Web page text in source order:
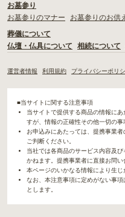
お墓参り
お墓参りのマナー
お墓参りのお供え
葬儀について
仏壇・仏具について
相続について
運営者情報 利用規約 プライバシーポリ
■当サイトに関する注意事項
当サイトで提供する商品の情報に
すが、情報の正確性その他一切の事
お申込みにあたっては、提携事業
ご判断ください。
当社では各商品のサービス内容及
かねます。提携事業者に直接お問い
本ページのいかなる情報により生じ
なお、本注意事項に定めがない事
とします。